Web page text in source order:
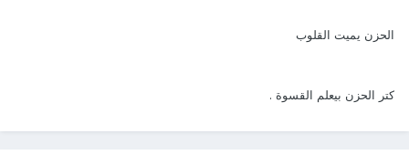
الحزن يميت القلوب
كتر الحزن بيعلم القسوة .